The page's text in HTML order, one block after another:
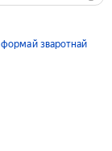
формай зваротнай